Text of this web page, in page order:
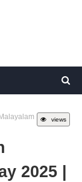
views
2025 |